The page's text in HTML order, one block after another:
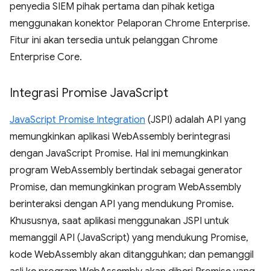
penyedia SIEM pihak pertama dan pihak ketiga
menggunakan konektor Pelaporan Chrome Enterprise.
Fitur ini akan tersedia untuk pelanggan Chrome
Enterprise Core.
Integrasi Promise JavaScript
JavaScript Promise Integration (JSPI) adalah API yang
memungkinkan aplikasi WebAssembly berintegrasi
dengan JavaScript Promise. Hal ini memungkinkan
program WebAssembly bertindak sebagai generator
Promise, dan memungkinkan program WebAssembly
berinteraksi dengan API yang mendukung Promise.
Khususnya, saat aplikasi menggunakan JSPI untuk
memanggil API (JavaScript) yang mendukung Promise,
kode WebAssembly akan ditangguhkan; dan pemanggil